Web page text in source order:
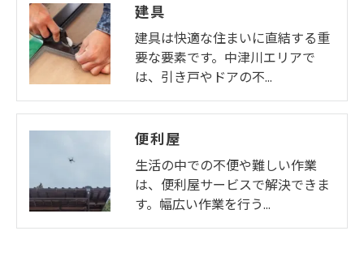
建具
建具は快適な住まいに直結する重
要な要素です。中津川エリアで
は、引き戸やドアの不…
便利屋
生活の中での不便や難しい作業
は、便利屋サービスで解決できま
す。幅広い作業を行う…